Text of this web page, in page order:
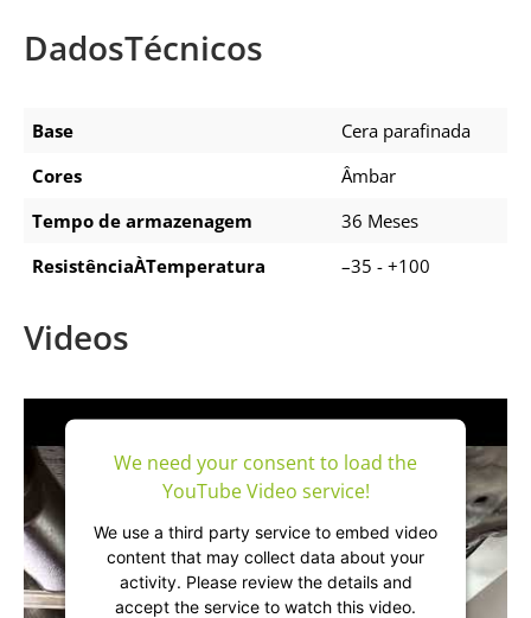
DadosTécnicos
Base
Cera parafinada
Cores
Âmbar
Tempo de armazenagem
36 Meses
ResistênciaÀTemperatura
–35 - +100
Videos
We need your consent to load the
YouTube Video service!
We use a third party service to embed video
content that may collect data about your
activity. Please review the details and
accept the service to watch this video.